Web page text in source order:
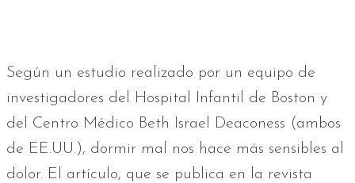
Según un estudio realizado por un equipo de
investigadores del Hospital Infantil de Boston y
del Centro Médico Beth Israel Deaconess (ambos
de EE.UU.), dormir mal nos hace más sensibles al
dolor. El artículo, que se publica en la revista